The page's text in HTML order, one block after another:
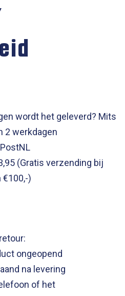
wordt het geleverd? Mits
2 werkdagen
(Gratis verzending bij
)
ongeopend
na levering
of het